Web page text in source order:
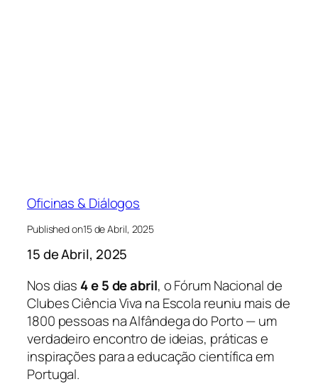
Oficinas & Diálogos
Published on15 de Abril, 2025
15 de Abril, 2025
Nos dias 4 e 5 de abril, o Fórum Nacional de
Clubes Ciência Viva na Escola reuniu mais de
1800 pessoas na Alfândega do Porto — um
verdadeiro encontro de ideias, práticas e
inspirações para a educação científica em
Portugal.